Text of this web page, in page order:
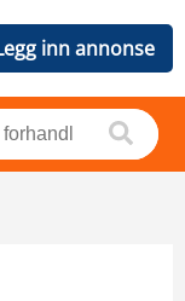
inn annonse